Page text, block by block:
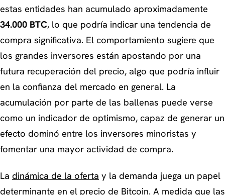
estas entidades han acumulado aproximadamente
34.000 BTC, lo que podría indicar una tendencia de
compra significativa. El comportamiento sugiere que
los grandes inversores están apostando por una
futura recuperación del precio, algo que podría influir
en la confianza del mercado en general. La
acumulación por parte de las ballenas puede verse
como un indicador de optimismo, capaz de generar un
efecto dominó entre los inversores minoristas y
fomentar una mayor actividad de compra.
La dinámica de la oferta y la demanda juega un papel
determinante en el precio de Bitcoin. A medida que las